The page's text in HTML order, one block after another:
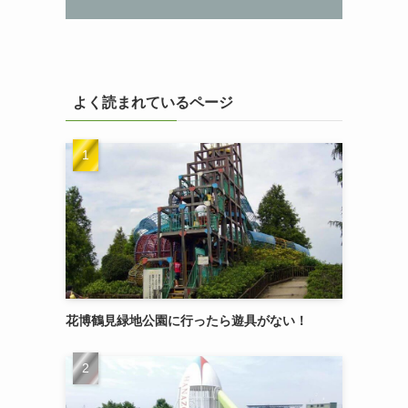
よく読まれているページ
花博鶴見緑地公園に行ったら遊具がない！